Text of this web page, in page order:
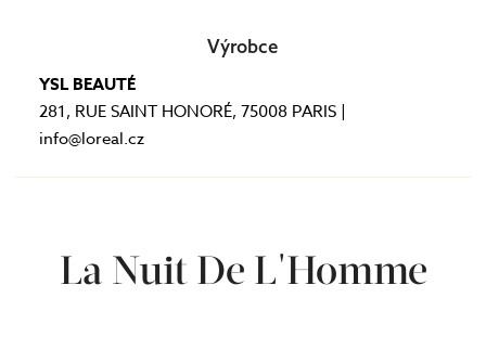
Výrobce
YSL BEAUTÉ
281, RUE SAINT HONORÉ, 75008 PARIS |
info@loreal.cz
La Nuit De L'Homme